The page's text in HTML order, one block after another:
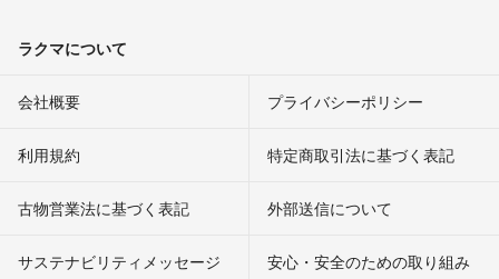
ラクマについて
会社概要 プライバシーポリシー
利用規約 特定商取引法に基づく表記
古物営業法に基づく表記 外部送信について
サステナビリティメッセージ 安心・安全のための取り組み